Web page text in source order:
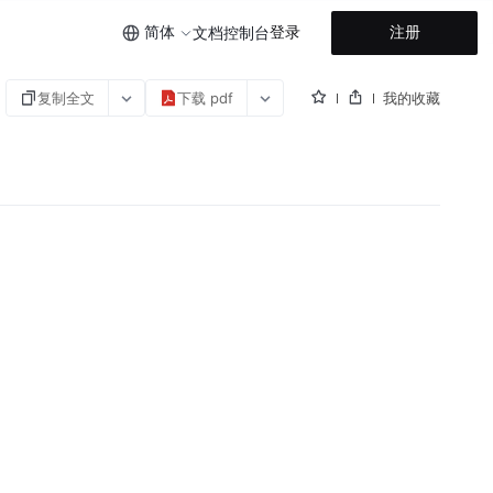
简体 文档控制台登录 注册
复制全文 下载 pdf 我的收藏